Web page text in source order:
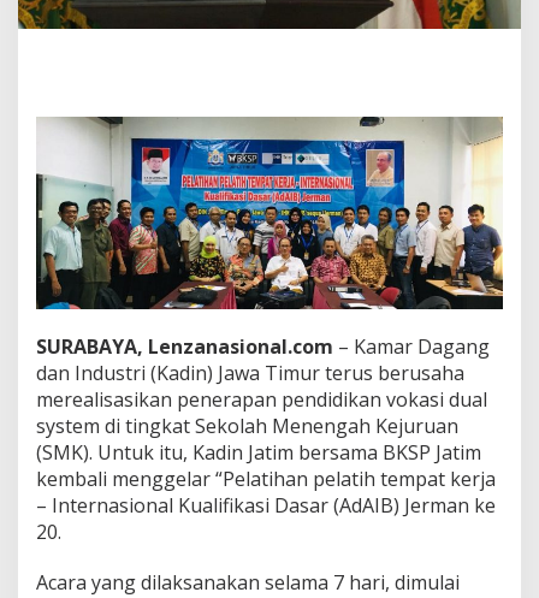
r
d
i
d
i
k
a
n
V
o
a
s
i
SURABAYA, Lenzanasional.com – Kamar Dagang
dan Industri (Kadin) Jawa Timur terus berusaha
merealisasikan penerapan pendidikan vokasi dual
system di tingkat Sekolah Menengah Kejuruan
(SMK). Untuk itu, Kadin Jatim bersama BKSP Jatim
kembali menggelar “Pelatihan pelatih tempat kerja
– Internasional Kualifikasi Dasar (AdAIB) Jerman ke
20.
Acara yang dilaksanakan selama 7 hari, dimulai